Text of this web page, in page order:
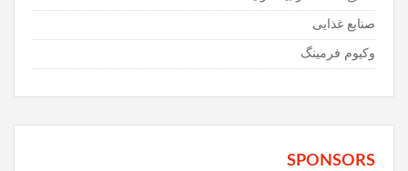
صنایع غذایی
وكیوم فرمینگ
SPONSORS